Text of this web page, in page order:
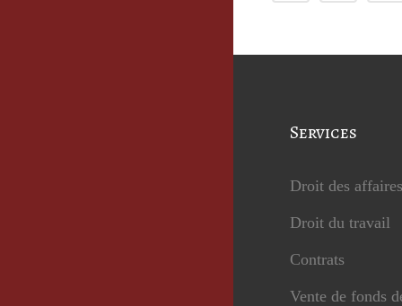
Services
Droit des affaires
Droit du travail
Contrats
Vente de fonds